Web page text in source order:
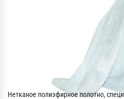
Нетканое полиэфирное полотно,